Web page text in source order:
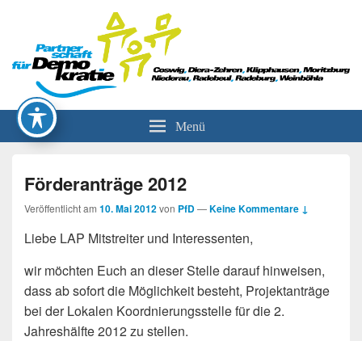
Partnerschaft für Demokratie
Menü
Förderanträge 2012
Veröffentlicht am 10. Mai 2012von PfD—Keine Kommentare ↓
Liebe LAP Mitstreiter und Interessenten,
wir möchten Euch an dieser Stelle darauf hinweisen,
dass ab sofort die Möglichkeit besteht, Projektanträge
bei der Lokalen Koordnierungsstelle für die 2.
Jahreshälfte 2012 zu stellen.